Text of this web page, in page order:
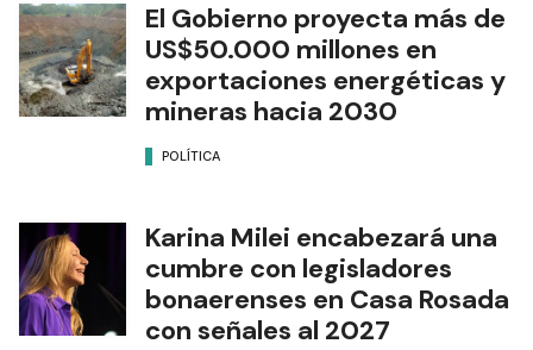
El Gobierno proyecta más de
US$50.000 millones en
exportaciones energéticas y
mineras hacia 2030
POLÍTICA
Karina Milei encabezará una
cumbre con legisladores
bonaerenses en Casa Rosada
con señales al 2027